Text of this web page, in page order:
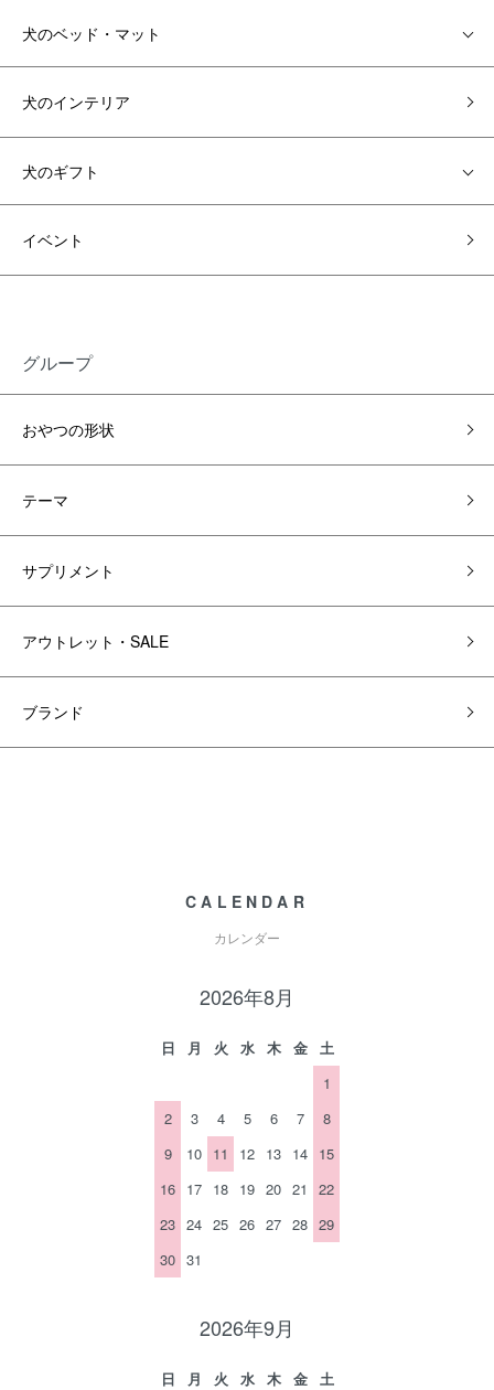
犬のベッド・マット
犬のインテリア
犬のギフト
イベント
グループ
おやつの形状
テーマ
サプリメント
アウトレット・SALE
ブランド
CALENDAR
カレンダー
2026年8月
日 月 火 水 木 金
土
1
2
3 4 5 6 7
8
9
10 11 12 13 14 15
16 17 18 19 20 21
22
23 24 25 26 27 28 29
30 31
2026年9月
日 月 火 水 木 金
土